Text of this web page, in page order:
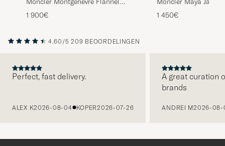
Down Jacket Navy
1 900€
1 450€
4.60/5 209 BEOORDELINGEN
Perfect, fast delivery.
ALEX K2026-08-04 KOPER2026-07-26
A great curation
brands
ANDREI M2026-08-